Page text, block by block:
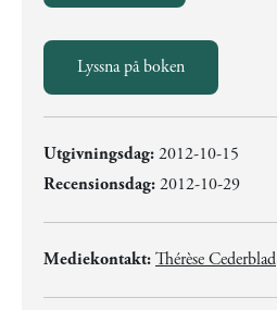
Lyssna på boken
Utgivningsdag:2012-10-15
Recensionsdag:2012-10-29
Mediekontakt:Thérèse Cederblad